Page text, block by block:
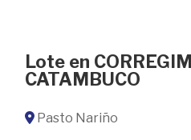
Lote en
CATAMBUCO
Pasto Nariño